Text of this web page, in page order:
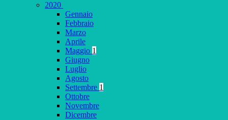
2020
Gennaio
Febbraio
Marzo
Aprile
Maggio 1
Giugno
Luglio
Agosto
Settembre 1
Ottobre
Novembre
Dicembre